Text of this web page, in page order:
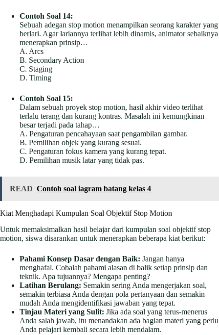
Contoh Soal 14:
Sebuah adegan stop motion menampilkan seorang karakter yang
berlari. Agar lariannya terlihat lebih dinamis, animator sebaiknya
menerapkan prinsip…
A. Arcs
B. Secondary Action
C. Staging
D. Timing
Contoh Soal 15:
Dalam sebuah proyek stop motion, hasil akhir video terlihat
terlalu terang dan kurang kontras. Masalah ini kemungkinan
besar terjadi pada tahap…
A. Pengaturan pencahayaan saat pengambilan gambar.
B. Pemilihan objek yang kurang sesuai.
C. Pengaturan fokus kamera yang kurang tepat.
D. Pemilihan musik latar yang tidak pas.
READ Contoh soal iagram batang kelas 4
Kiat Menghadapi Kumpulan Soal Objektif Stop Motion
Untuk memaksimalkan hasil belajar dari kumpulan soal objektif stop
motion, siswa disarankan untuk menerapkan beberapa kiat berikut:
Pahami Konsep Dasar dengan Baik: Jangan hanya
menghafal. Cobalah pahami alasan di balik setiap prinsip dan
teknik. Apa tujuannya? Mengapa penting?
Latihan Berulang: Semakin sering Anda mengerjakan soal,
semakin terbiasa Anda dengan pola pertanyaan dan semakin
mudah Anda mengidentifikasi jawaban yang tepat.
Tinjau Materi yang Sulit: Jika ada soal yang terus-menerus
Anda salah jawab, itu menandakan ada bagian materi yang perlu
Anda pelajari kembali secara lebih mendalam.